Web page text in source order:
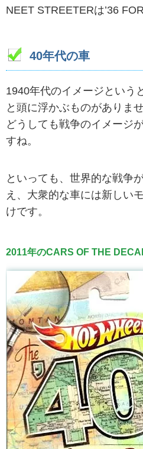
NEET STREETERは’36
40年代の車
1940年代のイメージという
と頭に浮かぶものがありませ
どうしても戦争のイメージ
すね。
といっても、世界的な戦争
え、大衆的な車には新しい
けです。
2011年のCARS OF THE